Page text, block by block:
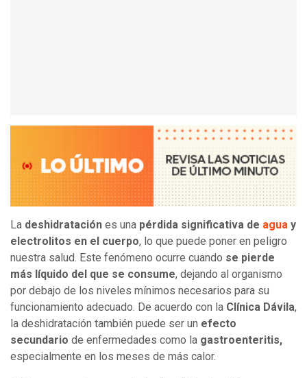
La deshidratación es una pérdida significativa de agua y
electrolitos en el cuerpo, lo que puede poner en peligro
nuestra salud. Este fenómeno ocurre cuando se pierde
más líquido del que se consume, dejando al organismo
por debajo de los niveles mínimos necesarios para su
funcionamiento adecuado. De acuerdo con la Clínica Dávila,
la deshidratación también puede ser un efecto
secundario de enfermedades como la gastroenteritis,
especialmente en los meses de más calor.